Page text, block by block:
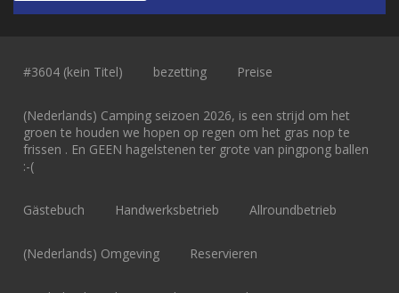
#3604 (kein Titel) bezetting Preise
(Nederlands) Camping seizoen 2026, is een strijd om het
groen te houden we hopen op regen om het gras nop te
frissen . En GEEN hagelstenen ter grote van pingpong ballen
:-(
Gästebuch Handwerksbetrieb Allroundbetrieb
(Nederlands) Omgeving Reservieren